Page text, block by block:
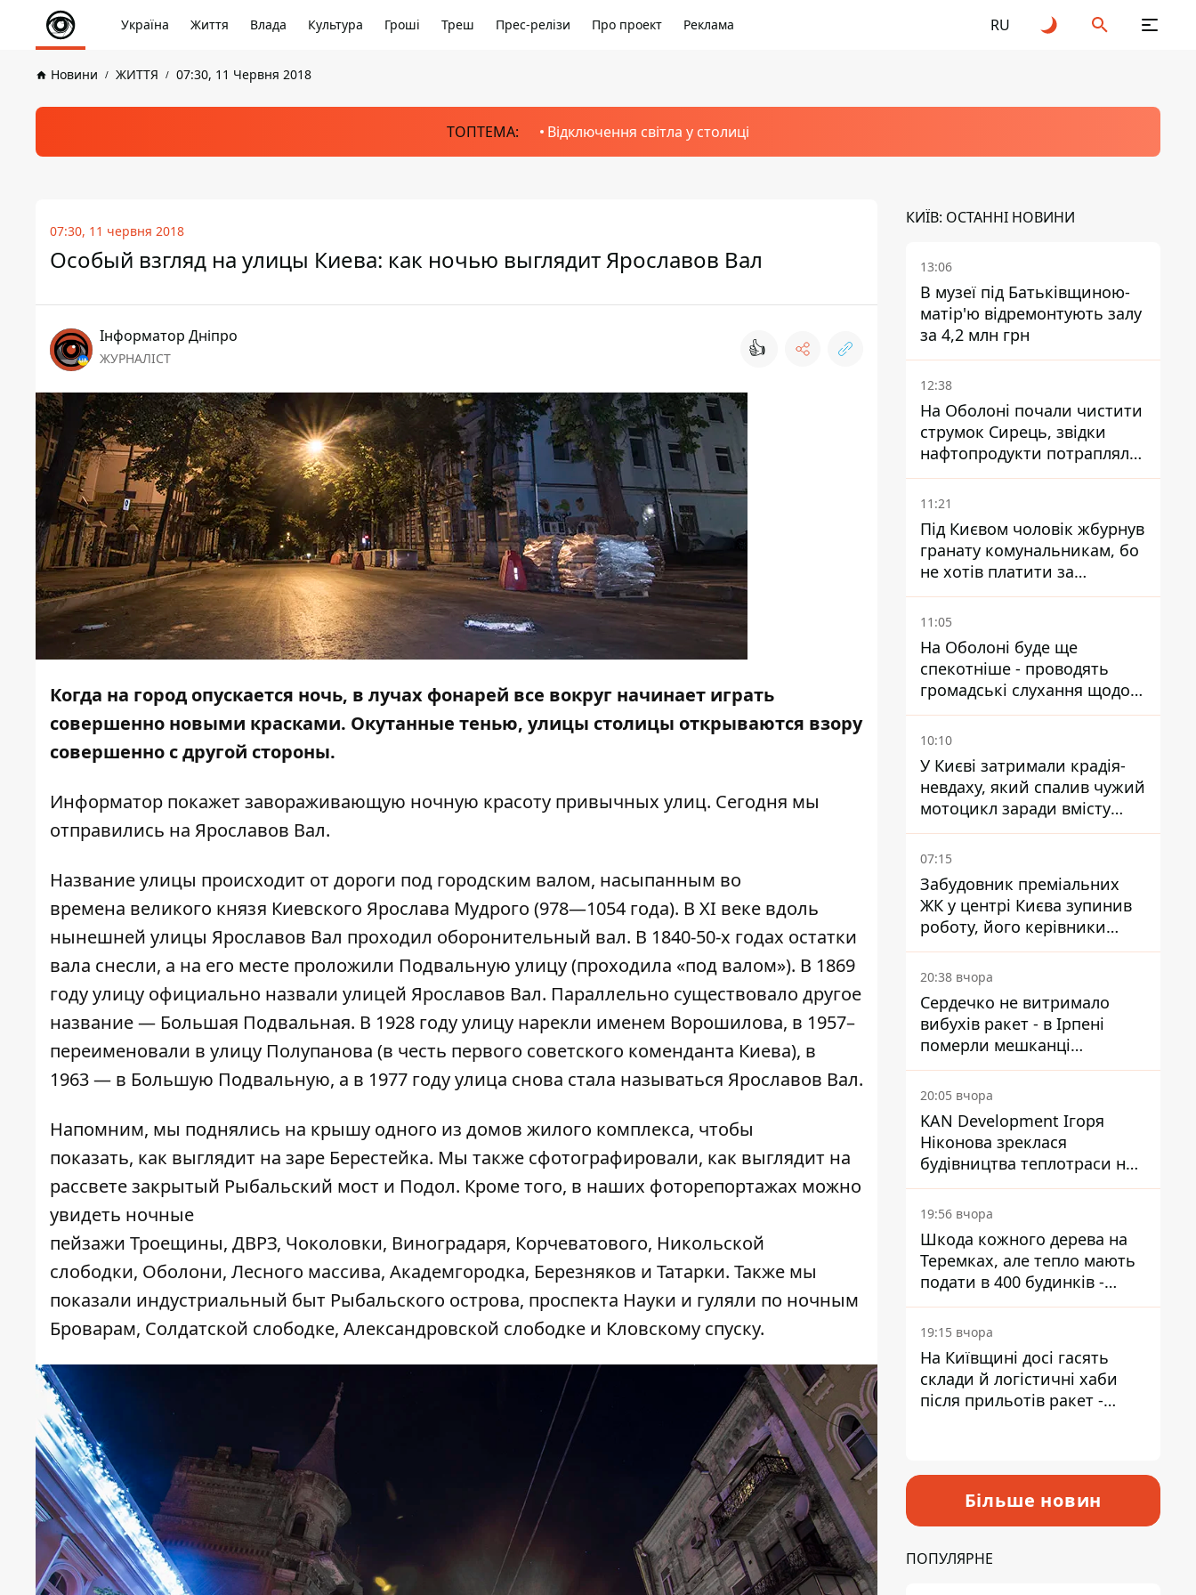
Україна Життя Влада Культура Гроші Треш Прес-релізи Про проект Реклама RU
Новини ЖИТТЯ 07:30, 11 Червня 2018
ТОПТЕМА: Відключення світла у столиці
07:30, 11 червня 2018
Особый взгляд на улицы Киева: как ночью выглядит Ярославов Вал
Інформатор Дніпро
ЖУРНАЛІСТ 👍
Когда на город опускается ночь, в лучах фонарей все вокруг начинает играть
совершенно новыми красками. Окутанные тенью, улицы столицы открываются взору
совершенно с другой стороны.
Информатор покажет завораживающую ночную красоту привычных улиц. Сегодня мы
отправились на Ярославов Вал.
Название улицы происходит от дороги под городским валом, насыпанным во
времена великого князя Киевского Ярослава Мудрого (978—1054 года). В XI веке вдоль
нынешней улицы Ярославов Вал проходил оборонительный вал. В 1840-50-х годах остатки
вала снесли, а на его месте проложили Подвальную улицу (проходила «под валом»). В 1869
году улицу официально назвали улицей Ярославов Вал. Параллельно существовало другое
название — Большая Подвальная. В 1928 году улицу нарекли именем Ворошилова, в 1957–
переименовали в улицу Полупанова (в честь первого советского коменданта Киева), в
1963 — в Большую Подвальную, а в 1977 году улица снова стала называться Ярославов Вал.
Напомним, мы поднялись на крышу одного из домов жилого комплекса, чтобы
показать, как выглядит на заре Берестейка. Мы также сфотографировали, как выглядит на
рассвете закрытый Рыбальский мост и Подол. Кроме того, в наших фоторепортажах можно
увидеть ночные
пейзажи Троещины, ДВРЗ, Чоколовки, Виноградаря, Корчеватового, Никольской
слободки, Оболони, Лесного массива, Академгородка, Березняков и Татарки. Также мы
показали индустриальный быт Рыбальского острова, проспекта Науки и гуляли по ночным
Броварам, Солдатской слободке, Александровской слободке и Кловскому спуску.
КИЇВ: ОСТАННІ НОВИНИ
13:06
В музеї під Батьківщиною-
матір'ю відремонтують залу
за 4,2 млн грн
12:38
На Оболоні почали чистити
струмок Сирець, звідки
нафтопродукти потрапляли
до озер
11:21
Під Києвом чоловік жбурнув
гранату комунальникам, бо
не хотів платити за
квитанціями
11:05
На Оболоні буде ще
спекотніше - проводять
громадські слухання щодо
храму УГКЦ на Північній
10:10
У Києві затримали крадія-
невдаху, який спалив чужий
мотоцикл заради вмісту
багажника
07:15
Забудовник преміальних
ЖК у центрі Києва зупинив
роботу, його керівники
втекли з України - Bihus.info
20:38 вчора
Сердечко не витримало
вибухів ракет - в Ірпені
померли мешканці
притулку для собак з
інвалідністю
20:05 вчора
KAN Development Ігоря
Ніконова зреклася
будівництва теплотраси на
Теремках
19:56 вчора
Шкода кожного дерева на
Теремках, але тепло мають
подати в 400 будинків -
депутатка Київради
19:15 вчора
На Київщині досі гасять
склади й логістичні хаби
після прильотів ракет -
Більше новин
ПОПУЛЯРНЕ